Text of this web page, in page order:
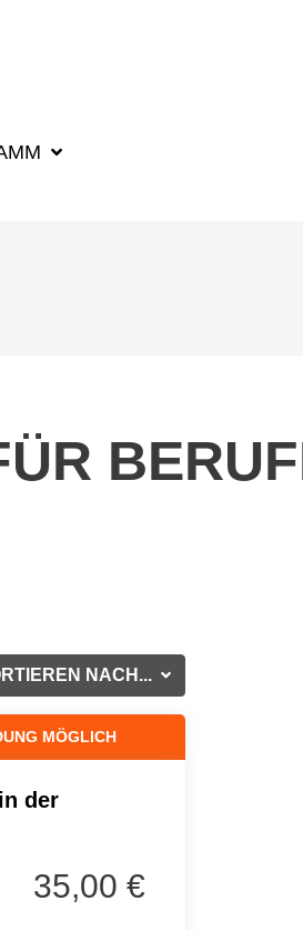
NACH...
MÖGLICH
der
35,00 €